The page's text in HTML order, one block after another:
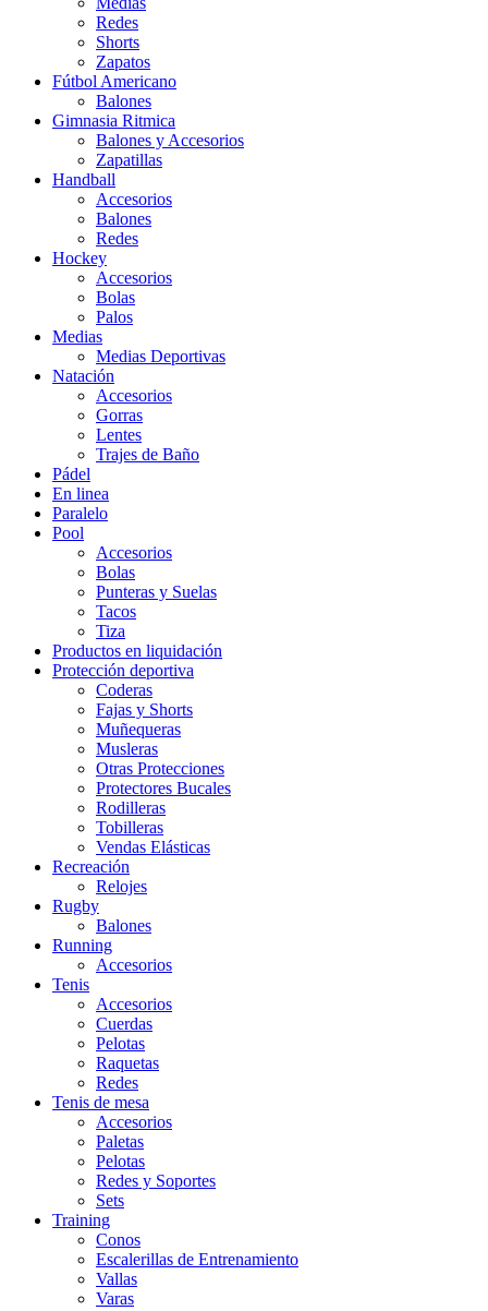
Redes
Shorts
Zapatos
Fútbol Americano
Balones
Gimnasia Ritmica
Balones y Accesorios
Zapatillas
Handball
Accesorios
Balones
Redes
Hockey
Accesorios
Bolas
Palos
Medias
Medias Deportivas
Natación
Accesorios
Gorras
Lentes
Trajes de Baño
Pádel
En linea
Paralelo
Pool
Accesorios
Bolas
Punteras y Suelas
Tacos
Tiza
Productos en liquidación
Protección deportiva
Coderas
Fajas y Shorts
Muñequeras
Musleras
Otras Protecciones
Protectores Bucales
Rodilleras
Tobilleras
Vendas Elásticas
Recreación
Relojes
Rugby
Balones
Running
Accesorios
Tenis
Accesorios
Cuerdas
Pelotas
Raquetas
Redes
Tenis de mesa
Accesorios
Paletas
Pelotas
Redes y Soportes
Sets
Training
Conos
Escalerillas de Entrenamiento
Vallas
Varas